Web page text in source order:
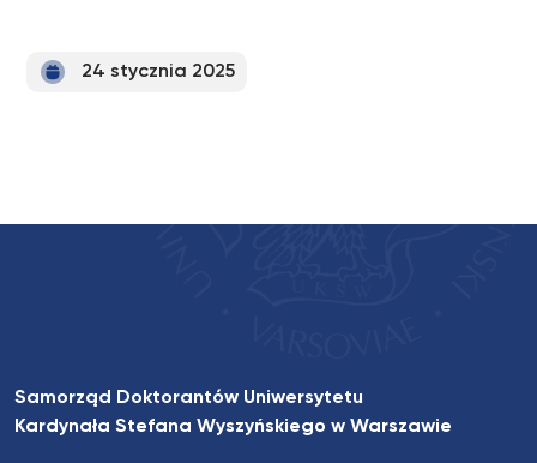
24 stycznia 2025
Samorząd Doktorantów Uniwersytetu
Kardynała Stefana Wyszyńskiego w Warszawie